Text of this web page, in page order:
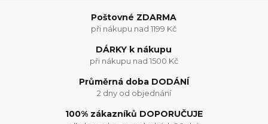
Poštovné ZDARMA
při nákupu nad 1199 Kč
DÁRKY k nákupu
při nákupu nad 1500 Kč
Průměrná doba DODÁNÍ
2 dny od objednání
100% zákazníků DOPORUČUJE